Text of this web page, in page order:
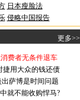
日本瘦脸法
侵略中国报告
更多>>
费者无条件退车
捷用大众的钱还债
萨博是时间问题
就不能收购悍马?